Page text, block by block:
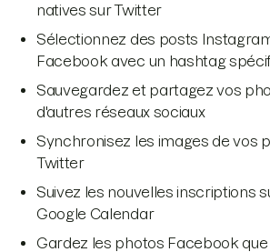
natives sur Twitter
Sélectionnez des posts
Facebook avec un hashtag
Sauvegardez et partagez vos
d'autres réseaux sociaux
Synchronisez les images de vos
Twitter
Suivez les nouvelles inscriptions
Google Calendar
Gardez les photos Facebook